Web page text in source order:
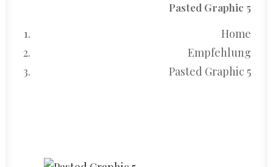
Pasted Graphic 5
Home
Empfehlung
Pasted Graphic 5